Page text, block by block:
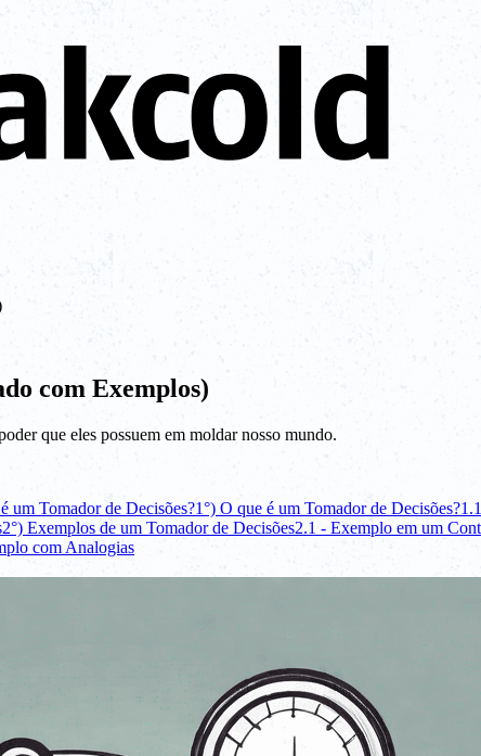
com Exemplos)
que eles possuem em moldar nosso mundo.
um Tomador de Decisões?1°) O que é um Tomador de Decisões?
2°) Exemplos de um Tomador de Decisões2.1 - Exemplo em um
com Analogias